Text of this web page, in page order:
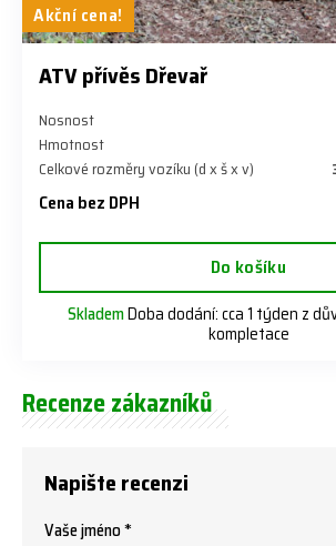
Akční cena!
ATV přívěs Dřevař
Nosnost
Hmotnost
Celkové rozměry vozíku (d x š x v)
Cena bez DPH
Do košíku
SklademDoba dodání: cca 1 týden z
kompletace
Recenze zákazníků
Napište recenzi
Vaše jméno *